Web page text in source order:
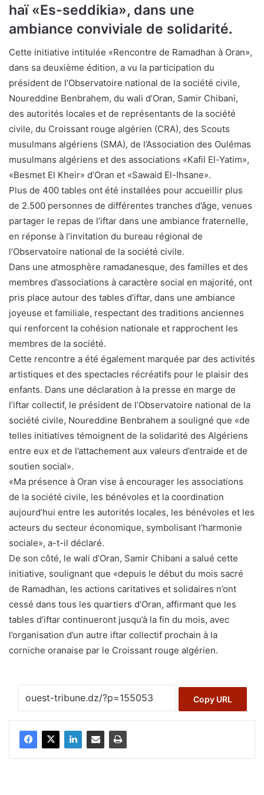
haï «Es-seddikia», dans une
ambiance conviviale de solidarité.
Cette initiative intitulée «Rencontre de Ramadhan à Oran»,
dans sa deuxième édition, a vu la participation du
président de l’Observatoire national de la société civile,
Noureddine Benbrahem, du wali d’Oran, Samir Chibani,
des autorités locales et de représentants de la société
civile, du Croissant rouge algérien (CRA), des Scouts
musulmans algériens (SMA), de l’Association des Oulémas
musulmans algériens et des associations «Kafil El-Yatim»,
«Besmet El Kheir» d’Oran et «Sawaid El-Ihsane».
Plus de 400 tables ont été installées pour accueillir plus
de 2.500 personnes de différentes tranches d’âge, venues
partager le repas de l’iftar dans une ambiance fraternelle,
en réponse à l’invitation du bureau régional de
l’Observatoire national de la société civile.
Dans une atmosphère ramadanesque, des familles et des
membres d’associations à caractère social en majorité, ont
pris place autour des tables d’iftar, dans une ambiance
joyeuse et familiale, respectant des traditions anciennes
qui renforcent la cohésion nationale et rapprochent les
membres de la société.
Cette rencontre a été également marquée par des activités
artistiques et des spectacles récréatifs pour le plaisir des
enfants. Dans une déclaration à la presse en marge de
l’iftar collectif, le président de l’Observatoire national de la
société civile, Noureddine Benbrahem a souligné que «de
telles initiatives témoignent de la solidarité des Algériens
entre eux et de l’attachement aux valeurs d’entraide et de
soutien social».
«Ma présence à Oran vise à encourager les associations
de la société civile, les bénévoles et la coordination
aujourd’hui entre les autorités locales, les bénévoles et les
acteurs du secteur économique, symbolisant l’harmonie
sociale», a-t-il déclaré.
De son côté, le wali d’Oran, Samir Chibani a salué cette
initiative, soulignant que «depuis le début du mois sacré
de Ramadhan, les actions caritatives et solidaires n’ont
cessé dans tous les quartiers d’Oran, affirmant que les
tables d’iftar continueront jusqu’à la fin du mois, avec
l’organisation d’un autre iftar collectif prochain à la
corniche oranaise par le Croissant rouge algérien.
Copy URL